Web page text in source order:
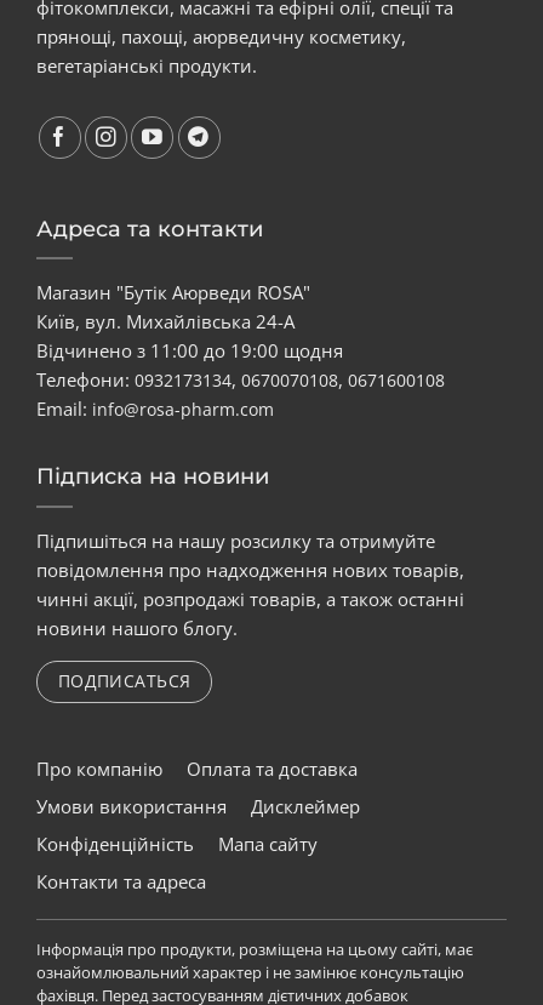
фітокомплекси, масажні та ефірні олії, спеції та
прянощі, пахощі, аюрведичну косметику,
вегетаріанські продукти.
Адреса та контакти
Магазин "Бутік Аюрведи ROSA"
Київ, вул. Михайлівська 24-А
Відчинено з 11:00 до 19:00 щодня
Телефони: 0932173134, 0670070108, 0671600108
Email: info@rosa-pharm.com
Підписка на новини
Підпишіться на нашу розсилку та отримуйте
повідомлення про надходження нових товарів,
чинні акції, розпродажі товарів, а також останні
новини нашого блогу.
ПОДПИСАТЬСЯ
Про компанію
Оплата та доставка
Умови використання
Дисклеймер
Конфіденційність
Мапа сайту
Контакти та адреса
Інформація про продукти, розміщена на цьому сайті, має
ознайомлювальний характер і не замінює консультацію
фахівця. Перед застосуванням дієтичних добавок